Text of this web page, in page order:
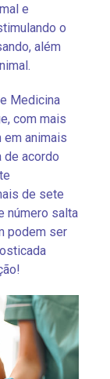
e
o
além
Medicina
com mais
em animais
de acordo
de sete
número salta
podem ser